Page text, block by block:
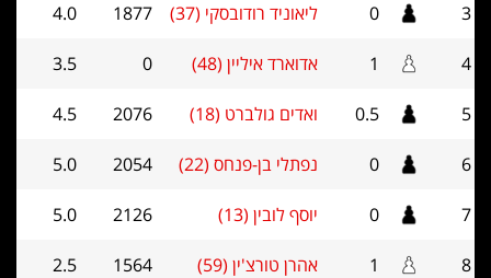
3
0 ליאוניד רודובסקי (37) 1877
4.0
4
1 אדוארד איליין (48) 0
3.5
5
0.5 ואדים גולברט (18) 2076
4.5
6
0 נפתלי בן-פנחס (22) 2054
5.0
7
0 יוסף לובין (13) 2126
5.0
8
1 אהרן טורצ'ין (59) 1564
2.5